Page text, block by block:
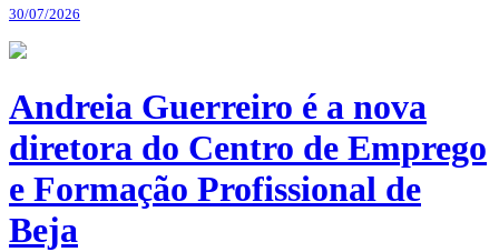
30/07/2026
Andreia Guerreiro é a nova
diretora do Centro de Emprego
e Formação Profissional de
Beja